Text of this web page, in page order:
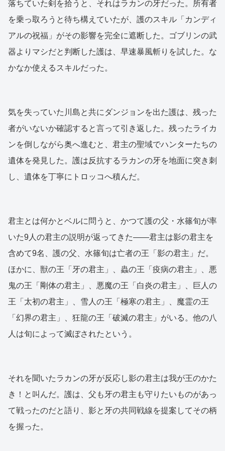
落ちていた剣を拾うと、それはラカンの牙だった。所有者
を乗っ取ろうと待ち構えていたが、護のスキル「カンディ
アルの祝福」がその影響を完全に遮断した。ゴブリンの武
器よりマシだと判断した護は、早速暴風斬りを試した。な
かなか使えるスキルだった。
気を失っていた川島と共にダンジョンを出た護は、残った
者がいないか確認すると言って引き返した。残ったライカ
ンを倒しながら奥へ進むと、君主の聖域でハンターたちの
遺体を発見した。護は反抗するラカンの牙を地面に突き刺
し、遺体を丁寧にトロッコへ積んだ。
君主とは何かとベルに問うと、かつて護の父・水篠旬が率
いた9人の君主の説明が返ってきた——君主は影の君主を
含めて9名、護の父、水篠旬は亡者の王「影の君主」だ。
ほかに、獣の王「牙の君主」、蟲の王「疫病の君主」、悪
鬼の王「剛体の君主」、悪魔の王「白炎の君主」、巨人の
王「太初の君主」、雪人の王「極寒の君主」、魔霊の王
「幻界の君主」、狂龍の王「破滅の君主」がいる。他の八
人は旬によって滅ぼされたという。
それを聞いたラカンの牙が反応し影の君主は我が王のかた
き！と叫んだ。護は、父も牙の君主も守りたいものがあっ
て戦ったのだと語り、影と牙の共同戦線を提案してその柄
を握った。